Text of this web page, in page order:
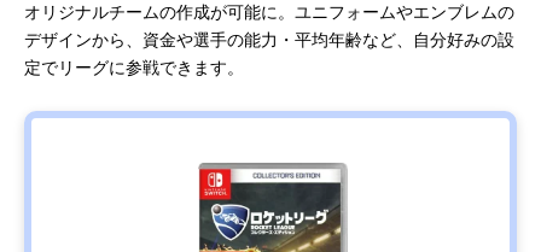
オリジナルチームの作成が可能に。ユニフォームやエンブレムの
デザインから、資金や選手の能力・平均年齢など、自分好みの設
定でリーグに参戦できます。